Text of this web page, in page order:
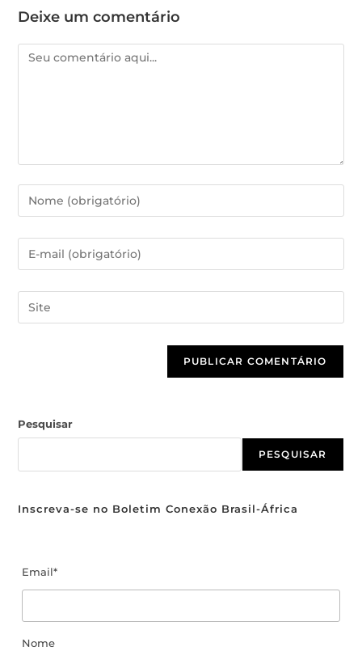
Deixe um comentário
Pesquisar
PESQUISAR
Inscreva-se no Boletim Conexão Brasil-África
Email*
Nome